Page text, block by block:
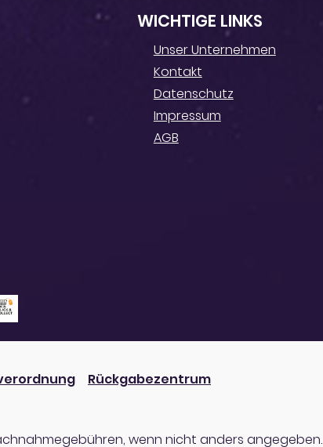
WICHTIGE LINKS
Unser Unternehmen
Kontakt
Datenschutz
Impressum
AGB
Rückgabezentrum
wenn nicht anders angegeben.